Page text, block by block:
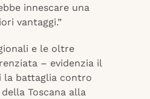
innescare una
vantaggi.”
e le oltre
– evidenzia il
la battaglia contro
Toscana alla